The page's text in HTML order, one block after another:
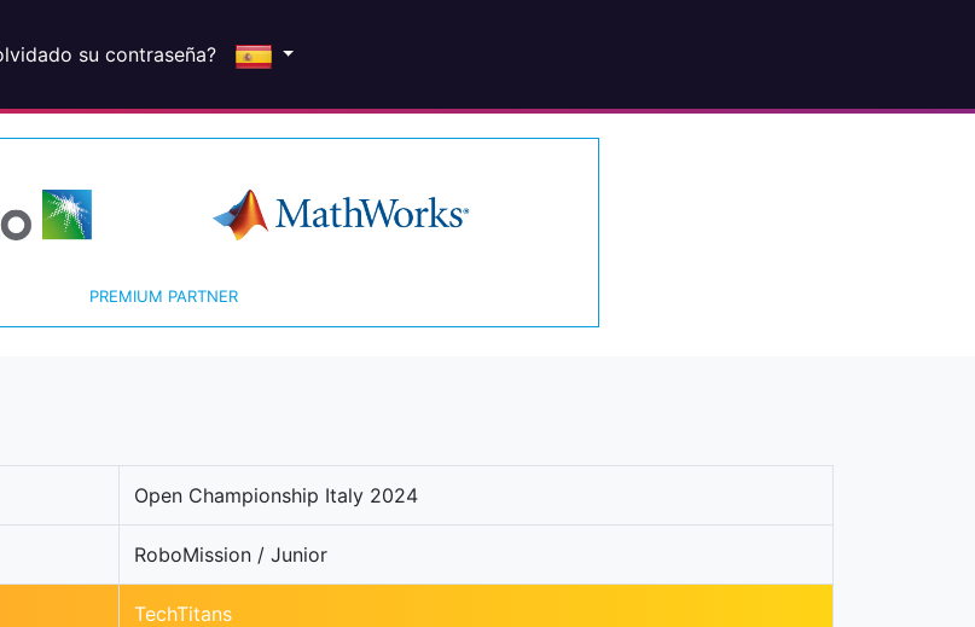
su contraseña?
PREMIUM PARTNER
Open Championship Italy 2024
RoboMission / Junior
TechTitans